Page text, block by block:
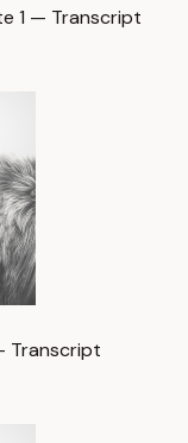
1 — Transcript
Transcript